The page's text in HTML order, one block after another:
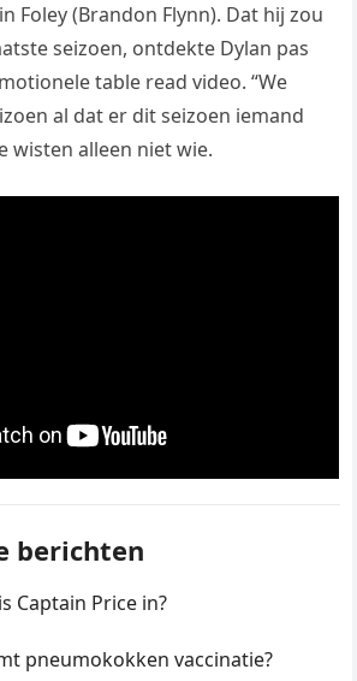
Foley (Brandon Flynn). Dat hij zou
seizoen, ontdekte Dylan pas
table read video. “We
al dat er dit seizoen iemand
wisten alleen niet wie.
berichten
Captain Price in?
pneumokokken vaccinatie?